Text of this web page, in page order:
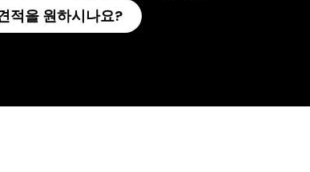
적을 원하시나요?